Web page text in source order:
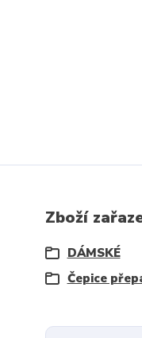
Zboží
DÁMSKÉ
Čepice